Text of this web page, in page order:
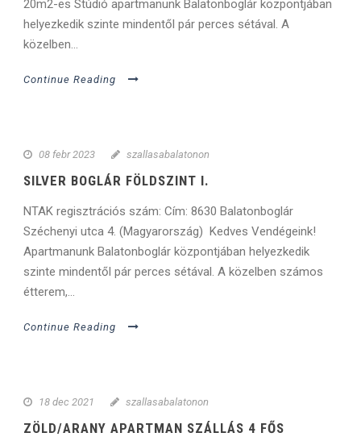
20m2-es Stúdió apartmanunk Balatonboglár központjában
helyezkedik szinte mindentől pár perces sétával. A
közelben...
Continue Reading
08 febr 2023 szallasabalatonon
SILVER BOGLÁR FÖLDSZINT I.
NTAK regisztrációs szám: Cím: 8630 Balatonboglár
Széchenyi utca 4. (Magyarország) Kedves Vendégeink!
Apartmanunk Balatonboglár központjában helyezkedik
szinte mindentől pár perces sétával. A közelben számos
étterem,...
Continue Reading
18 dec 2021 szallasabalatonon
ZÖLD/ARANY APARTMAN SZÁLLÁS 4 FŐS